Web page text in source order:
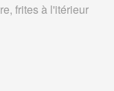
frites à l'itérieur